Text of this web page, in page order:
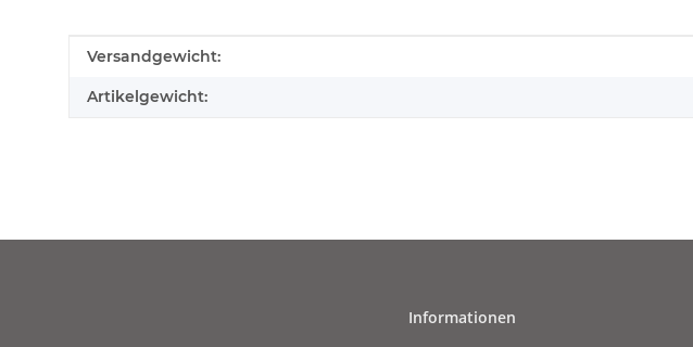
Produkteigenschaft
Wert
Versandgewicht:
Artikelgewicht:
Informationen